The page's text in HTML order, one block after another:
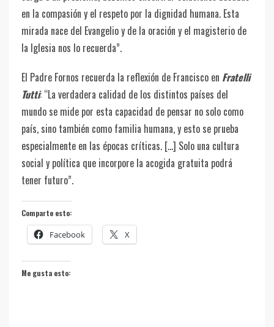
en la compasión y el respeto por la dignidad humana. Esta
mirada nace del Evangelio y de la oración y el magisterio de
la Iglesia nos lo recuerda”.
El Padre Fornos recuerda la reflexión de Francisco en Fratelli
Tutti: “La verdadera calidad de los distintos países del
mundo se mide por esta capacidad de pensar no solo como
país, sino también como familia humana, y esto se prueba
especialmente en las épocas críticas. […] Solo una cultura
social y política que incorpore la acogida gratuita podrá
tener futuro”.
Comparte esto:
Facebook X
Me gusta esto: